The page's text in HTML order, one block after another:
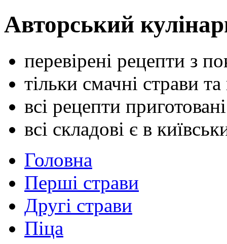
Авторський
перевірені рецепти з
тільки смачні страви та
всі рецепти
всі складові є в
Головна
Перші страви
Другі страви
Піца